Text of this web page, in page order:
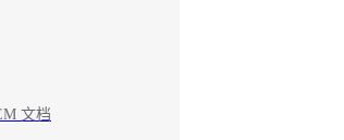
文档